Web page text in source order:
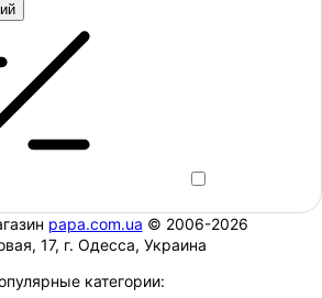
papa.com.ua © 2006-2026
17, г. Одесса, Украина
категории: